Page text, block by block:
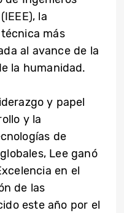
la
más
al avance de la
la humanidad.
y papel
y la
de
Lee ganó
en el
de las
este año por el